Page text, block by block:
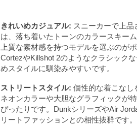
きれいめカジュアル: スニーカーで上品
は、落ち着いたトーンのカラースキー
上質な素材感を持つモデルを選ぶのが
CortezやKillshot 2のようなクラシック
めスタイルに馴染みやすいです。
ストリートスタイル: 個性的な着こなし
ネオンカラーや大胆なグラフィックが
ぴったりです。DunkシリーズやAir
リートファッションとの相性抜群です。